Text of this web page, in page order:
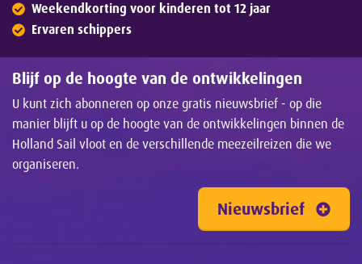
Weekendkorting voor kinderen tot 12 jaar
Ervaren schippers
Blijf op de hoogte van de ontwikkelingen
U kunt zich abonneren op onze gratis nieuwsbrief - op die
manier blijft u op de hoogte van de ontwikkelingen binnen de
Holland Sail vloot en de verschillende meezeilreizen die we
organiseren.
Nieuwsbrief